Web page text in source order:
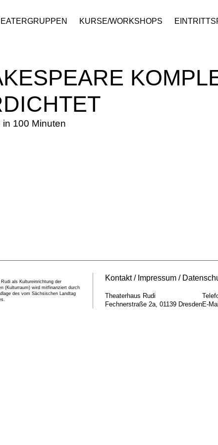
KURSE/WORKSHOPS
100 Minuten
als Kultureinrichtung der
(Kulturraum) wird mitfinanziert durch
des vom Sächsischen Landtag
Kontakt Impressum
Theaterhaus Rudi
Fechnerstraße 2a 01139 DresdenE-